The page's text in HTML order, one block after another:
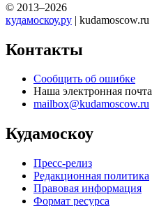
© 2013–2026
кудамоскоу.ру | kudamoscow.ru
Контакты
Сообщить об ошибке
Наша электронная почта
mailbox@kudamoscow.ru
Кудамоскоу
Пресс-релиз
Редакционная политика
Правовая информация
Формат ресурса